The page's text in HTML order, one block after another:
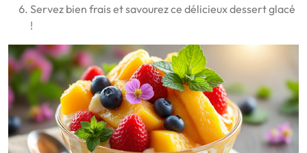
Servez bien frais et savourez ce délicieux dessert glacé
!